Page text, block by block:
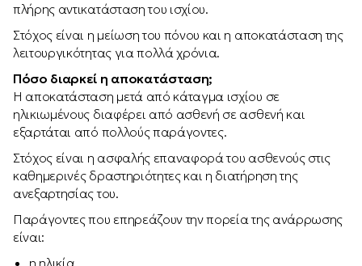
πλήρης αντικατάσταση του ισχίου.
Στόχος είναι η μείωση του πόνου και η αποκατάσταση της
λειτουργικότητας για πολλά χρόνια.
Πόσο διαρκεί η αποκατάσταση;
Η αποκατάσταση μετά από κάταγμα ισχίου σε
ηλικιωμένους διαφέρει από ασθενή σε ασθενή και
εξαρτάται από πολλούς παράγοντες.
Στόχος είναι η ασφαλής επαναφορά του ασθενούς στις
καθημερινές δραστηριότητες και η διατήρηση της
ανεξαρτησίας του.
Παράγοντες που επηρεάζουν την πορεία της ανάρρωσης
είναι:
η ηλικία